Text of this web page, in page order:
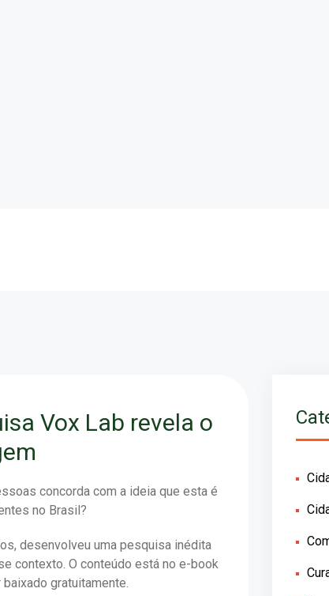
Vox Lab revela o
concorda com a ideia que esta é
no Brasil?
desenvolveu uma pesquisa inédita
contexto. O conteúdo está no e-book
gratuitamente.